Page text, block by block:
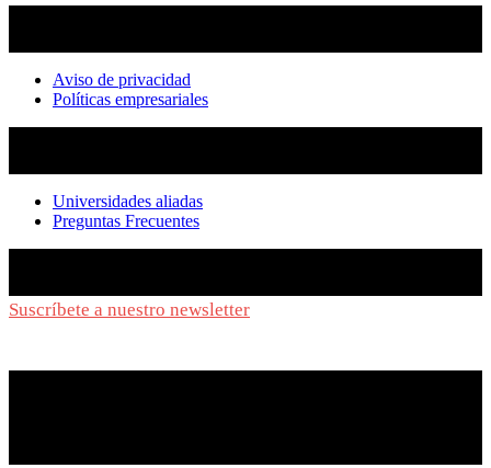
Aviso de privacidad
Políticas empresariales
Universidades aliadas
Preguntas Frecuentes
Suscríbete a nuestro newsletter